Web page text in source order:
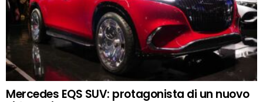
Mercedes EQS SUV: protagonista di un nuovo